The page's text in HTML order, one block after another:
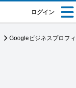
ログイン
Googleビジネスプロフ